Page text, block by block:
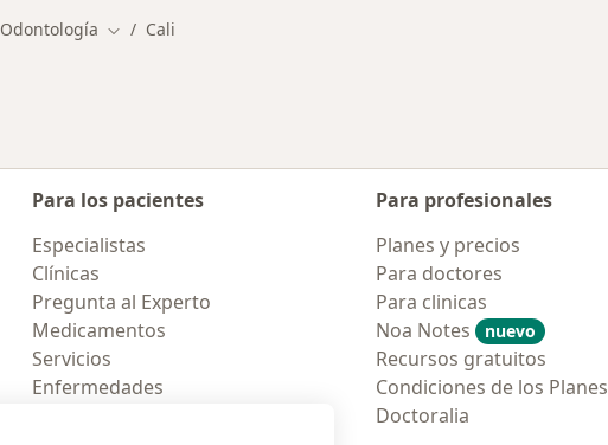
Odontología Cambiar de ciudad
Cali
Para los pacientes
Especialistas
Clínicas
Pregunta al Experto
Medicamentos
Servicios
Enfermedades
Para profesionales
Planes y precios
Para doctores
Para clinicas
Noa Notes
nuevo
Recursos gratuitos
Condiciones de los Planes
Doctoralia